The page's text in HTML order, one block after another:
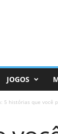
JOGOS
5 histórias que você